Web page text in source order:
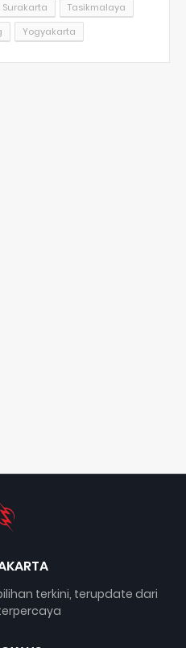
Surakarta
Tasikmalaya
Yogyakarta
terkini, terupdate dari